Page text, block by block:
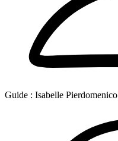
Guide : Isabelle Pierdomenico